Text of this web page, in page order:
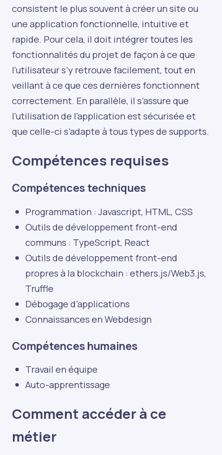
consistent le plus souvent à créer un site ou
une application fonctionnelle, intuitive et
rapide. Pour cela, il doit intégrer toutes les
fonctionnalités du projet de façon à ce que
l’utilisateur s’y retrouve facilement, tout en
veillant à ce que ces dernières fonctionnent
correctement. En parallèle, il s’assure que
l’utilisation de l’application est sécurisée et
que celle-ci s’adapte à tous types de supports.
Compétences requises
Compétences techniques
Programmation : Javascript, HTML, CSS
Outils de développement front-end
communs : TypeScript, React
Outils de développement front-end
propres à la blockchain : ethers.js/Web3.js,
Truffle
Débogage d’applications
Connaissances en Webdesign
Compétences humaines
Travail en équipe
Auto-apprentissage
Comment accéder à ce
métier